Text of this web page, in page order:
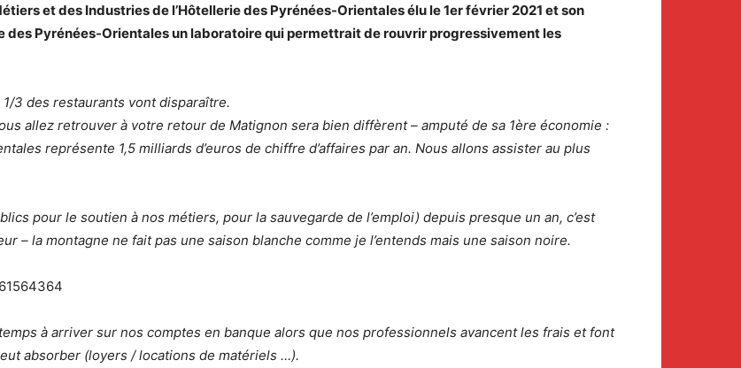
et des Industries de l’Hôtellerie des Pyrénées-Orientales élu le 1er février 2021 et son
des Pyrénées-Orientales un laboratoire qui permettrait de rouvrir progressivement les
3 des restaurants vont disparaître.
allez retrouver à votre retour de Matignon sera bien diffèrent – amputé de sa 1ère économie :
représente 1,5 milliards d’euros de chiffre d’affaires par an. Nous allons assister au plus
pour le soutien à nos métiers, pour la sauvegarde de l’emploi) depuis presque un an, c’est
– la montagne ne fait pas une saison blanche comme je l’entends mais une saison noire.
à arriver sur nos comptes en banque alors que nos professionnels avancent les frais et font
absorber (loyers / locations de matériels …).